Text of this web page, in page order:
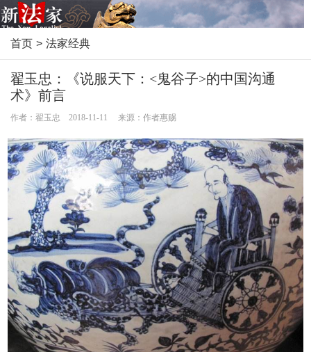
首页 > 法家经典
翟玉忠：《说服天下：<鬼谷子>的中国沟通
术》前言
作者：翟玉忠 2018-11-11 来源：作者惠赐